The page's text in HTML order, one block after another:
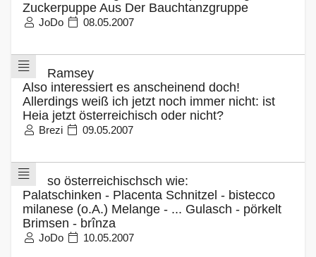
Zuckerpuppe Aus Der Bauchtanzgruppe
JoDo 08.05.2007
Ramsey
Also interessiert es anscheinend doch!
Allerdings weiß ich jetzt noch immer nicht: ist
Heia jetzt österreichisch oder nicht?
Brezi 09.05.2007
so österreichischsch wie:
Palatschinken - Placenta Schnitzel - bistecco
milanese (o.A.) Melange - ... Gulasch - pörkelt
Brimsen - brînza
JoDo 10.05.2007